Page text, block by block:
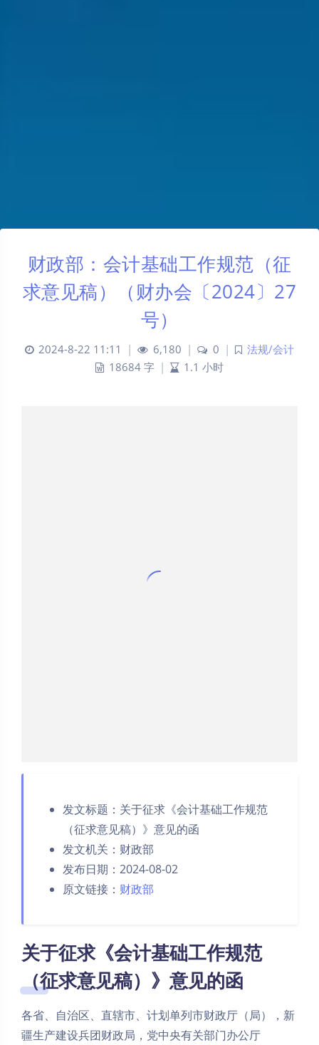
财政部：会计基础工作规范（征
求意见稿）（财办会〔2024〕27
号）
2024-8-22 11:11 6,180 0
法规/会计
18684 字
1.1 小时
发文标题：关于征求《会计基础工作规范
（征求意见稿）》意见的函
发文机关：财政部
发布日期：2024-08-02
原文链接： 财政部
关于征求《会计基础工作规范
（征求意见稿）》意见的函
各省、自治区、直辖市、计划单列市财政厅（局），新
疆生产建设兵团财政局，党中央有关部门办公厅